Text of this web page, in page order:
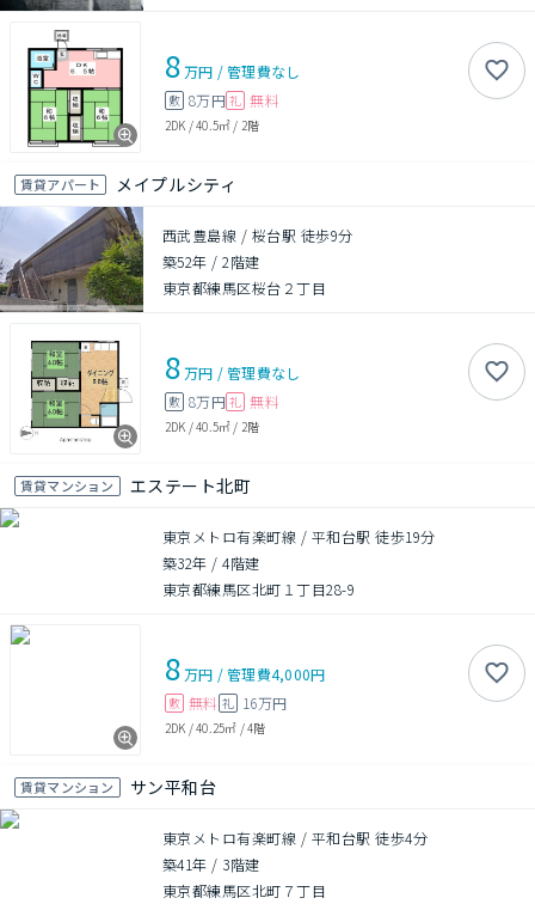
8万円 /管理費なし
敷 8万円 礼 無料
2DK /40.5㎡ / 2階
賃貸アパート メイプルシティ
西武豊島線 / 桜台駅 徒歩9分
築52年 /2階建
東京都練馬区桜台２丁目
8万円 /管理費なし
敷 8万円 礼 無料
2DK /40.5㎡ / 2階
賃貸マンション エステート北町
東京メトロ有楽町線 / 平和台駅 徒歩19分
築32年 /4階建
東京都練馬区北町１丁目28-9
8万円 /管理費4,000円
敷 無料 礼 16万円
2DK /40.25㎡ /4階
賃貸マンション サン平和台
東京メトロ有楽町線 / 平和台駅 徒歩4分
築41年 / 3階建
東京都練馬区北町７丁目